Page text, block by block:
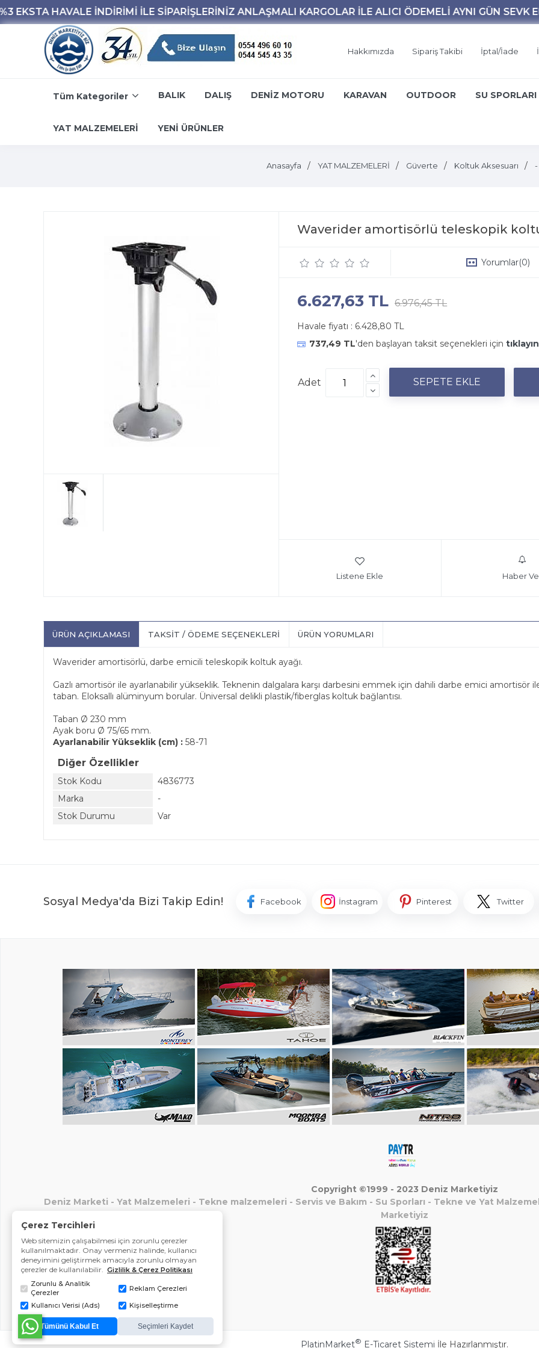
Hakkımızda Sipariş Takibi İptal/İade
Tüm Kategoriler BALIK DALIŞ DENİZ MOTORU KARAVAN OUTDOOR SU SPORLARI
YAT MALZEMELERİ YENİ ÜRÜNLER
Anasayfa YAT MALZEMELERİ Güverte Koltuk Aksesuarı -
Waverider amortisörlü teleskopik
Yorumlar(0)
6.627,63 TL 6.976,45 TL
Havale fiyatı : 6.428,80 TL
737,49 TL'den başlayan taksit seçenekleri için
Adet
Listene Ekle Haber
ÜRÜN AÇIKLAMASI TAKSIT / ÖDEME SEÇENEKLERI ÜRÜN YORUMLARI
Waverider amortisörlü, darbe emicili teleskopik koltuk ayağı.
Gazlı amortisör ile ayarlanabilir yükseklik. Teknenin dalgalara karşı darbesini emmek için dahili darbe emici amortisör
taban. Eloksallı alüminyum borular. Üniversal delikli plastik/fiberglas koltuk bağlantısı.
Taban Ø 230 mm
Ayak boru Ø 75/65 mm.
Ayarlanabilir Yükseklik (cm) : 58-71
Diğer Özellikler
Stok Kodu
4836773
Marka
-
Stok Durumu
Var
Sosyal Medya'da Bizi Takip Edin! Facebook İnstagram Pinterest Twitter
Copyright ©1999 - 2023 Deniz Marketiyiz
Deniz Marketi - Yat Malzemeleri - Tekne malzemeleri - Servis ve Bakım - Su Sporları - Tekne ve Yat
Marketiyiz
Çerez Tercihleri
Web sitemizin çalışabilmesi için zorunlu çerezler
kullanılmaktadır. Onay vermeniz halinde, kullanıcı
deneyimini geliştirmek amacıyla zorunlu olmayan
çerezler de kullanılabilir. Gizlilik & Çerez Politikası
Zorunlu & Analitik
Çerezler
Reklam Çerezleri
Kullanıcı Verisi (Ads) Kişiselleştirme
Tümünü Kabul Et Seçimleri Kaydet
PlatinMarket® E-Ticaret Sistemi İle Hazırlanmıştır.